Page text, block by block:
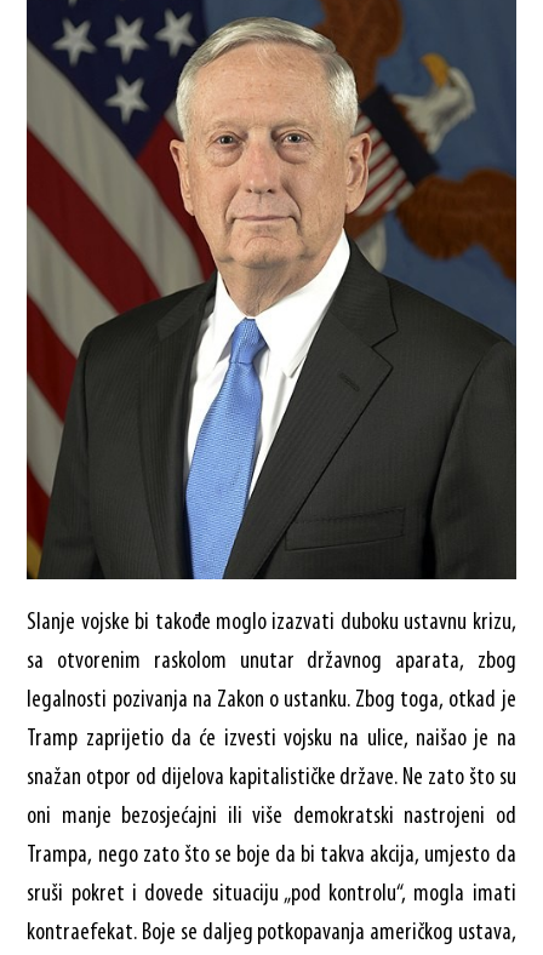
Slanje vojske bi takođe moglo izazvati duboku ustavnu krizu,
sa otvorenim raskolom unutar državnog aparata, zbog
legalnosti pozivanja na Zakon o ustanku. Zbog toga, otkad je
Tramp zaprijetio da će izvesti vojsku na ulice, naišao je na
snažan otpor od dijelova kapitalističke države. Ne zato što su
oni manje bezosjećajni ili više demokratski nastrojeni od
Trampa, nego zato što se boje da bi takva akcija, umjesto da
sruši pokret i dovede situaciju „pod kontrolu“, mogla imati
kontraefekat. Boje se daljeg potkopavanja američkog ustava,